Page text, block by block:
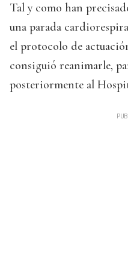
Tal y como han
una parada
el protocolo de
consiguió reanimarle,
posteriormente al